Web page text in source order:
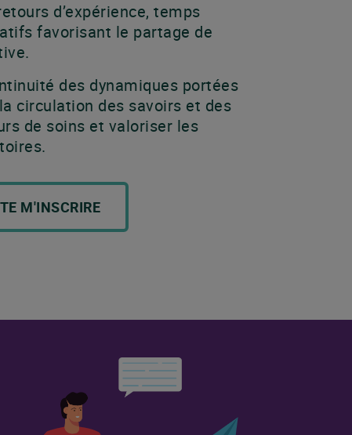
d’expérience, temps
favorisant le partage de
des dynamiques portées
circulation des savoirs et des
de soins et valoriser les
M'INSCRIRE